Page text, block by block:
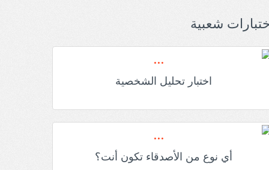
شعبية
اختبار تحليل الشخصية
أي نوع من الأصدقاء تكون أنت؟